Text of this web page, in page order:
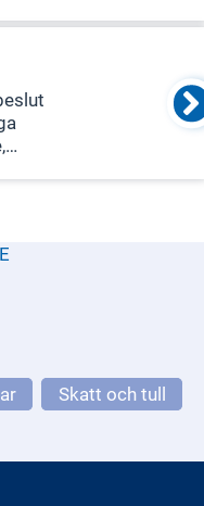
Skatt och tull